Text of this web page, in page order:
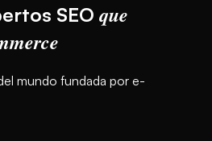
SEO que
mundo fundada por e-